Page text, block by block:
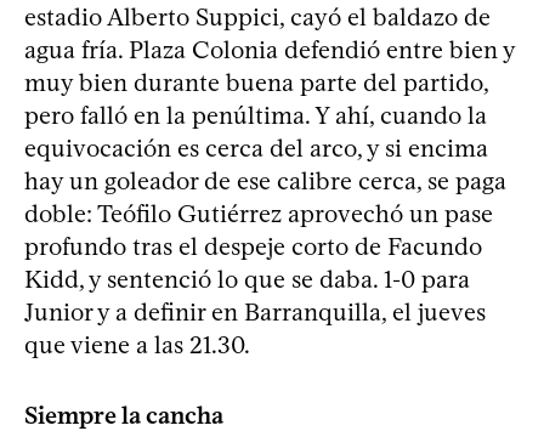
estadio Alberto Suppici, cayó el baldazo de
agua fría. Plaza Colonia defendió entre bien y
muy bien durante buena parte del partido,
pero falló en la penúltima. Y ahí, cuando la
equivocación es cerca del arco, y si encima
hay un goleador de ese calibre cerca, se paga
doble: Teófilo Gutiérrez aprovechó un pase
profundo tras el despeje corto de Facundo
Kidd, y sentenció lo que se daba. 1-0 para
Junior y a definir en Barranquilla, el jueves
que viene a las 21.30.
Siempre la cancha